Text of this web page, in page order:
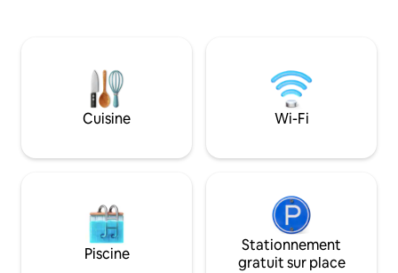
santé en voyage et j'espère qu'elle
pourra continuer à servir les autres. Il est
situé sur un emplacement permanent
juste à côté de notre maison avec
30 minutes du Jardin des Dieux, donc
Cuisine Wi-Fi
Piscine
Stationnement
gratuit sur place